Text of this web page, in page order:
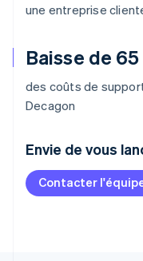
une entreprise
Baisse de 65
des coûts de
Decagon
Envie de vous
Contacter
Allemagne